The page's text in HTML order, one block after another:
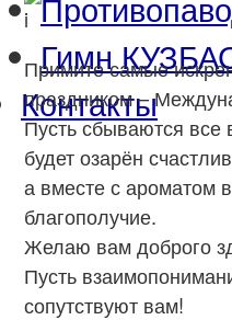
Гимн
Контакты
Примите самые
праздником –
Пусть сбываются
будет озарён
а вместе с ароматом
благополучие.
Желаю вам доброго
Пусть
сопутствуют вам!